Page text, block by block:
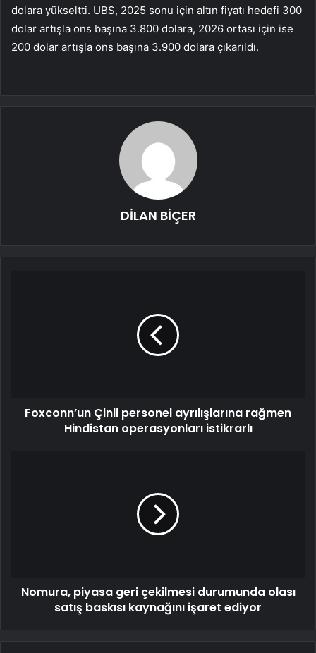
dolara yükseltti. UBS, 2025 sonu için altın fiyatı hedefi 300
dolar artışla ons başına 3.800 dolara, 2026 ortası için ise
200 dolar artışla ons başına 3.900 dolara çıkarıldı.
DİLAN BİÇER
Foxconn’un Çinli personel ayrılışlarına rağmen
Hindistan operasyonları istikrarlı
Nomura, piyasa geri çekilmesi durumunda olası
satış baskısı kaynağını işaret ediyor